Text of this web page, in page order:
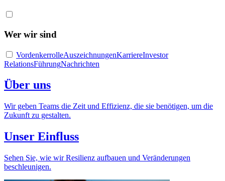
Wer wir sind
VordenkerrolleAuszeichnungenKarriereInvestor
RelationsFührungNachrichten
Über uns
Wir geben Teams die Zeit und Effizienz, die sie benötigen, um die
Zukunft zu gestalten.
Unser Einfluss
Sehen Sie, wie wir Resilienz aufbauen und Veränderungen
beschleunigen.